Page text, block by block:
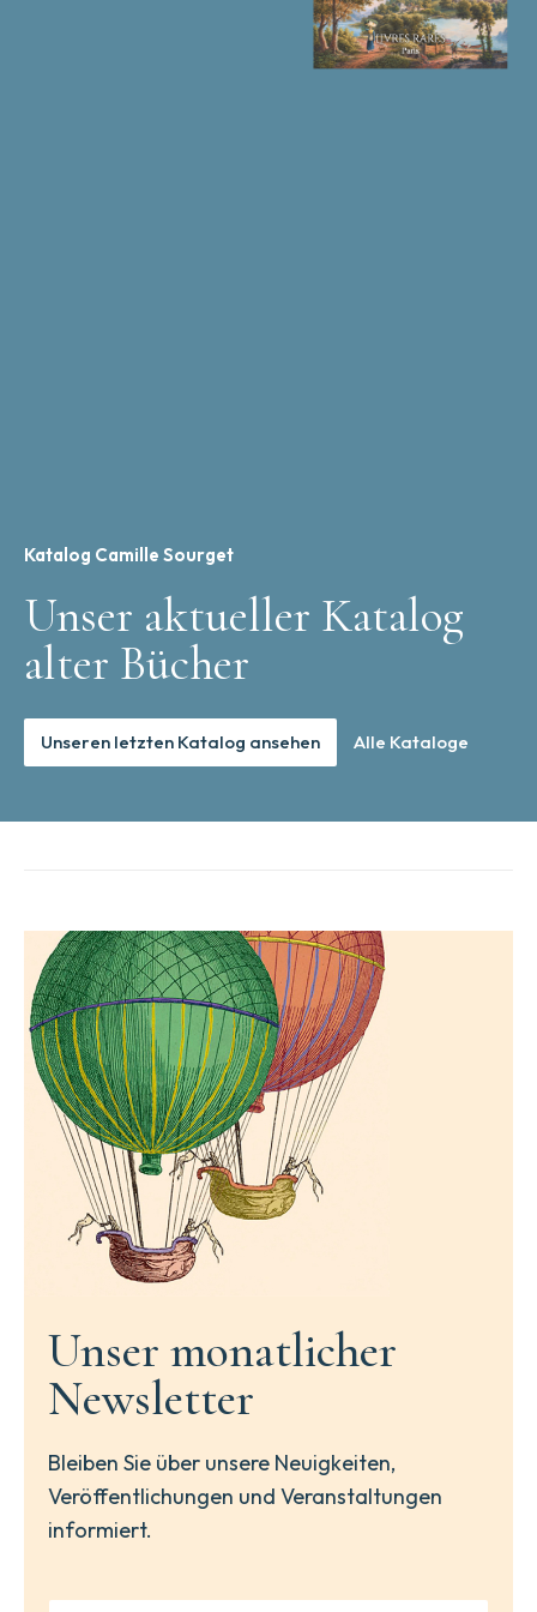
Katalog Camille Sourget
Unser aktueller Katalog
alter Bücher
Unseren letzten Katalog ansehen Alle Kataloge
Unser monatlicher
Newsletter
Bleiben Sie über unsere Neuigkeiten,
Veröffentlichungen und Veranstaltungen
informiert.